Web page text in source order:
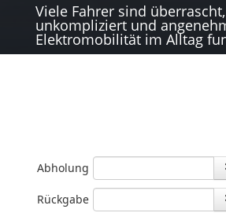
Viele Fahrer sind
unkompliziert und
Elektromobilität im Alltag